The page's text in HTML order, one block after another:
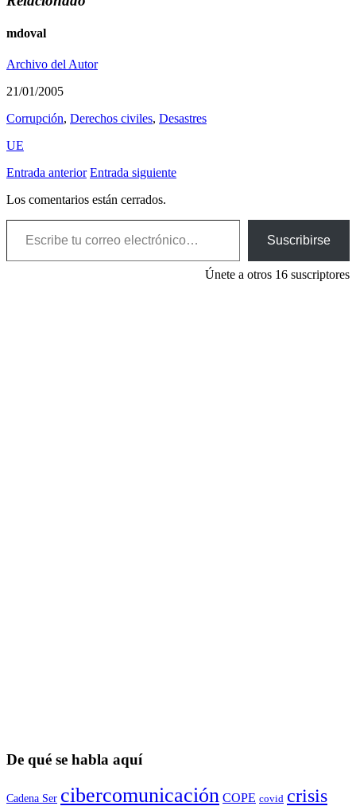
mdoval
Archivo del Autor
21/01/2005
Corrupción, Derechos civiles, Desastres
UE
Entrada anterior Entrada siguiente
Los comentarios están cerrados.
Escribe tu correo electrónico…
Suscribirse
Únete a otros 16 suscriptores
De qué se habla aquí
Cadena Ser cibercomunicación COPE covid crisis